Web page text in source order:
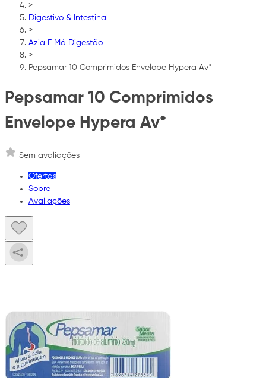
>
Digestivo & Intestinal
>
Azia E Má Digestão
>
Pepsamar 10 Comprimidos Envelope Hypera Av*
Pepsamar 10 Comprimidos
Envelope Hypera Av*
Sem avaliações
Ofertas
Sobre
Avaliações